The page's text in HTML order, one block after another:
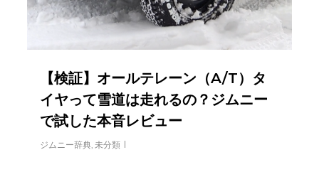
【検証】オールテレーン（A/T）タ
イヤって雪道は走れるの？ジムニー
で試した本音レビュー
ジムニー辞典,未分類